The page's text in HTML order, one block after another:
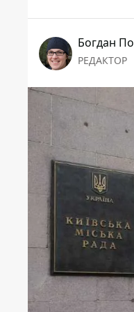
Богдан
РЕДАКТОР